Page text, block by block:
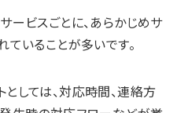
ービスごとに、あらかじめサ
いることが多いです。
しては、対応時間、連絡方